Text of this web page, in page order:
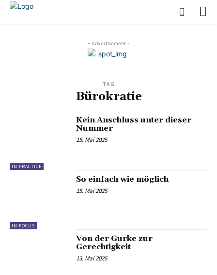
- Advertisement -
TAG
Bürokratie
IN PRACTICE
Kein Anschluss unter dieser
Nummer
15. Mai 2025
IN FOCUS
So einfach wie möglich
15. Mai 2025
Von der Gurke zur
Gerechtigkeit
13. Mai 2025